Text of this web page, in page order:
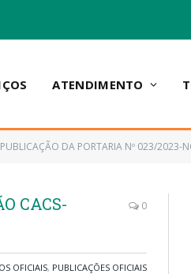
ATENDIMENTO
PUBLICAÇÃO DA PORTARIA Nº 023/2023-
CACS-
0
OFICIAIS, PUBLICAÇÕES OFICIAIS